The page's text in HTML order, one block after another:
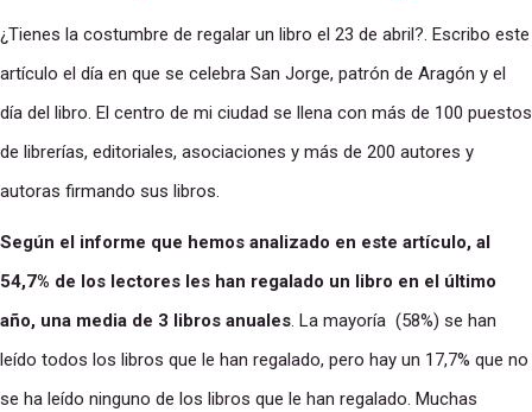
¿Tienes la costumbre de regalar un libro el 23 de abril?. Escribo este
artículo el día en que se celebra San Jorge, patrón de Aragón y el
día del libro. El centro de mi ciudad se llena con más de 100 puestos
de librerías, editoriales, asociaciones y más de 200 autores y
autoras firmando sus libros.
Según el informe que hemos analizado en este artículo, al
54,7% de los lectores les han regalado un libro en el último
año, una media de 3 libros anuales. La mayoría (58%) se han
leído todos los libros que le han regalado, pero hay un 17,7% que no
se ha leído ninguno de los libros que le han regalado. Muchas